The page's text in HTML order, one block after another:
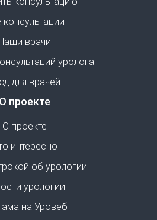
консультации
врачи
уролога
для врачей
О проекте
О проекте
интересно
об урологии
урологии
на Уровеб